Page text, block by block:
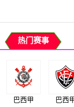
热门赛事
巴西甲 巴西